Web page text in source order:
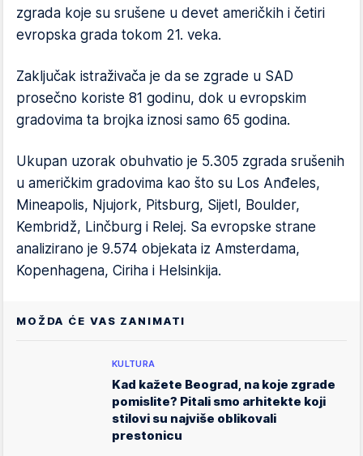
zgrada koje su srušene u devet američkih i četiri
evropska grada tokom 21. veka.
Zaključak istraživača je da se zgrade u SAD
prosečno koriste 81 godinu, dok u evropskim
gradovima ta brojka iznosi samo 65 godina.
Ukupan uzorak obuhvatio je 5.305 zgrada srušenih
u američkim gradovima kao što su Los Anđeles,
Mineapolis, Njujork, Pitsburg, Sijetl, Boulder,
Kembridž, Linčburg i Relej. Sa evropske strane
analizirano je 9.574 objekata iz Amsterdama,
Kopenhagena, Ciriha i Helsinkija.
MOŽDA ĆE VAS ZANIMATI
KULTURA
Kad kažete Beograd, na koje zgrade
pomislite? Pitali smo arhitekte koji
stilovi su najviše oblikovali
prestonicu